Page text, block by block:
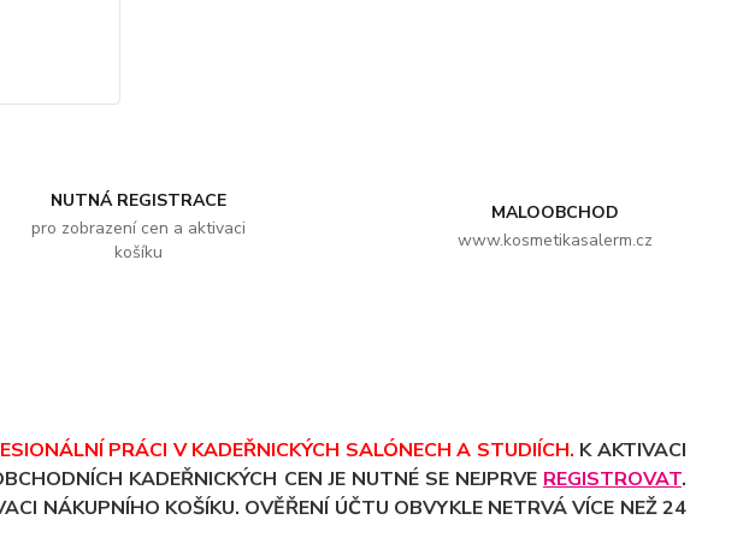
NUTNÁ REGISTRACE
pro zobrazení cen a aktivaci
košíku
MALOOBCHOD
www.kosmetikasalerm.cz
PRÁCI V KADEŘNICKÝCH SALÓNECH A STUDIÍCH. K AKTIVACI
KADEŘNICKÝCH CEN JE NUTNÉ SE NEJPRVE REGISTROVAT.
NÁKUPNÍHO KOŠÍKU. OVĚŘENÍ ÚČTU OBVYKLE NETRVÁ VÍCE NEŽ 24